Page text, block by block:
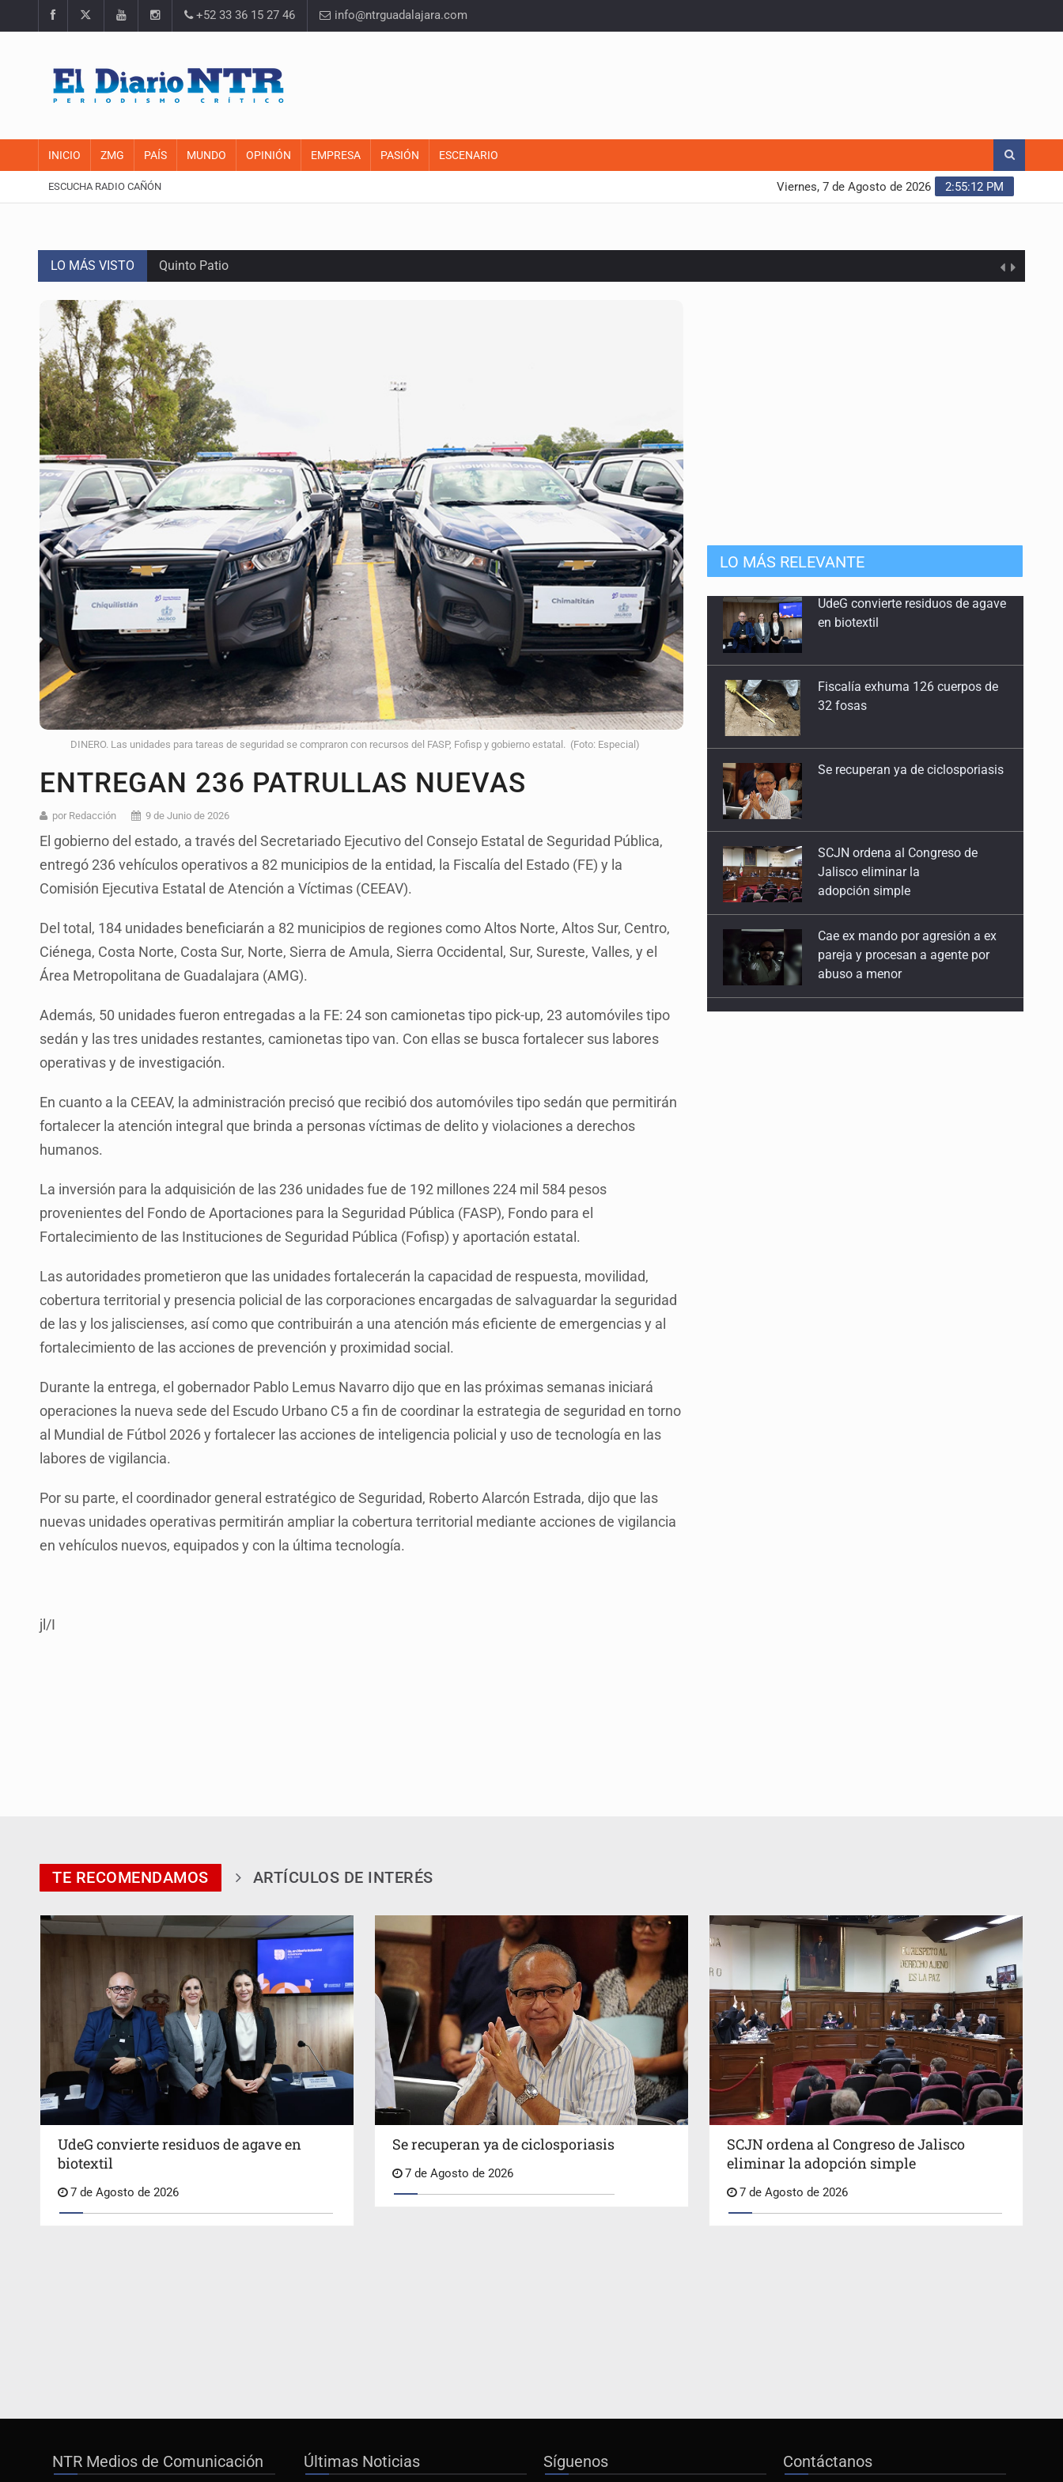
+52 33 36 15 27 46 info@ntrguadalajara.com
INICIO ZMG PAÍS MUNDO OPINIÓN EMPRESA PASIÓN ESCENARIO
ESCUCHA RADIO CAÑÓN 2:55:13 PM
Viernes, 7 de Agosto de 2026
LO MÁS VISTO Quinto Patio
SCJN ordena al Congreso de Jalisco eliminar la adopción simple
Fiscalía exhuma 126 cuerpos de 32 fosas
Al archivo la mitad de quejas contra el Siapa
Ya hay solicitud de audiencia de imputación en caso Eli Castro
Vecinos acusan retiro de árboles; Ijalvi niega tala
Buscan mantener tradiciones con Feria Corazón de Artesano
Apoyarán a mujeres con cáncer con 40 mdp
UdeG convierte residuos de agave en biotextil
DINERO. Las unidades para tareas de seguridad se compraron con recursos del FASP, Fofisp y gobierno estatal. (Foto: Especial)
ENTREGAN 236 PATRULLAS NUEVAS
por Redacción 9 de Junio de 2026
El gobierno del estado, a través del Secretariado Ejecutivo del Consejo Estatal de Seguridad Pública,
entregó 236 vehículos operativos a 82 municipios de la entidad, la Fiscalía del Estado (FE) y la
Comisión Ejecutiva Estatal de Atención a Víctimas (CEEAV).
Del total, 184 unidades beneficiarán a 82 municipios de regiones como Altos Norte, Altos Sur, Centro,
Ciénega, Costa Norte, Costa Sur, Norte, Sierra de Amula, Sierra Occidental, Sur, Sureste, Valles, y el
Área Metropolitana de Guadalajara (AMG).
Además, 50 unidades fueron entregadas a la FE: 24 son camionetas tipo pick-up, 23 automóviles tipo
sedán y las tres unidades restantes, camionetas tipo van. Con ellas se busca fortalecer sus labores
operativas y de investigación.
En cuanto a la CEEAV, la administración precisó que recibió dos automóviles tipo sedán que permitirán
fortalecer la atención integral que brinda a personas víctimas de delito y violaciones a derechos
humanos.
La inversión para la adquisición de las 236 unidades fue de 192 millones 224 mil 584 pesos
provenientes del Fondo de Aportaciones para la Seguridad Pública (FASP), Fondo para el
Fortalecimiento de las Instituciones de Seguridad Pública (Fofisp) y aportación estatal.
Las autoridades prometieron que las unidades fortalecerán la capacidad de respuesta, movilidad,
cobertura territorial y presencia policial de las corporaciones encargadas de salvaguardar la seguridad
de las y los jaliscienses, así como que contribuirán a una atención más eficiente de emergencias y al
fortalecimiento de las acciones de prevención y proximidad social.
Durante la entrega, el gobernador Pablo Lemus Navarro dijo que en las próximas semanas iniciará
operaciones la nueva sede del Escudo Urbano C5 a fin de coordinar la estrategia de seguridad en torno
al Mundial de Fútbol 2026 y fortalecer las acciones de inteligencia policial y uso de tecnología en las
labores de vigilancia.
Por su parte, el coordinador general estratégico de Seguridad, Roberto Alarcón Estrada, dijo que las
nuevas unidades operativas permitirán ampliar la cobertura territorial mediante acciones de vigilancia
en vehículos nuevos, equipados y con la última tecnología.
jl/I
LO MÁS RELEVANTE
Fiscalía exhuma 126 cuerpos de
Se recuperan ya de ciclosporiasis
Cae ex mando por agresión a ex
pareja y procesan a agente por
Jalisco mantiene la búsqueda de
21 adolescentes desaparecidos
TE RECOMENDAMOS ARTÍCULOS DE INTERÉS
UdeG convierte residuos de agave en
biotextil
7 de Agosto de 2026
Se recuperan ya de ciclosporiasis
7 de Agosto de 2026
SCJN ordena al Congreso de Jalisco
eliminar la adopción simple
7 de Agosto de 2026
NTR Medios de Comunicación Últimas Noticias Síguenos Contáctanos